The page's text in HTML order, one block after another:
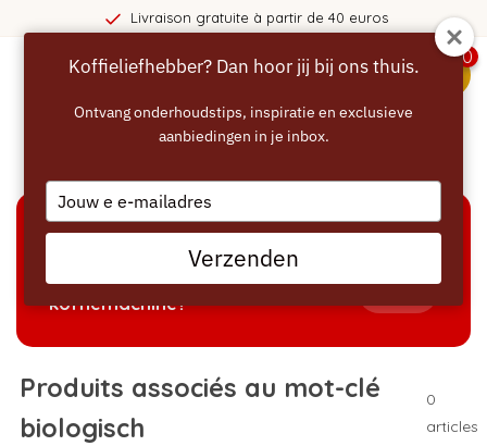
Livraison gratuite à partir de 40 euros
0
Welke producten passen bij mijn
koffiemachine?
Produits associés au mot-clé
biologisch
0
articles
Koffieliefhebber? Dan hoor jij bij ons thuis.
Ontvang onderhoudstips, inspiratie en exclusieve
aanbiedingen in je inbox.
Type
your
email
Verzenden